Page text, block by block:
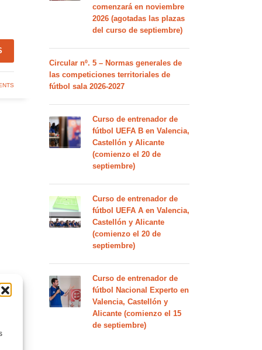
comenzará en noviembre
2026 (agotadas las plazas
del curso de septiembre)
Circular nº. 5 – Normas generales de
las competiciones territoriales de
fútbol sala 2026-2027
Curso de entrenador de
fútbol UEFA B en Valencia,
Castellón y Alicante
(comienzo el 20 de
septiembre)
Curso de entrenador de
fútbol UEFA A en Valencia,
Castellón y Alicante
(comienzo el 20 de
septiembre)
Curso de entrenador de
fútbol Nacional Experto en
Valencia, Castellón y
Alicante (comienzo el 15
de septiembre)